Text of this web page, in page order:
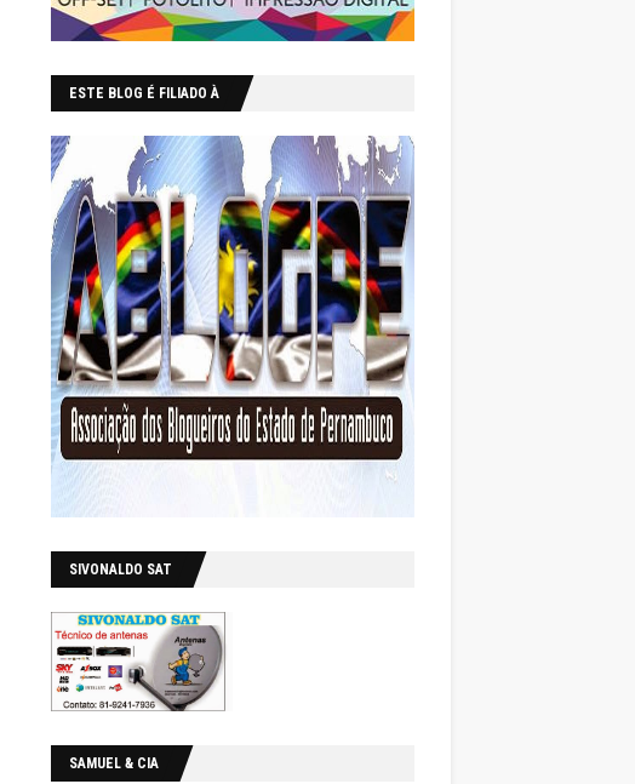
ESTE BLOG É FILIADO À
SIVONALDO SAT
SAMUEL & CIA